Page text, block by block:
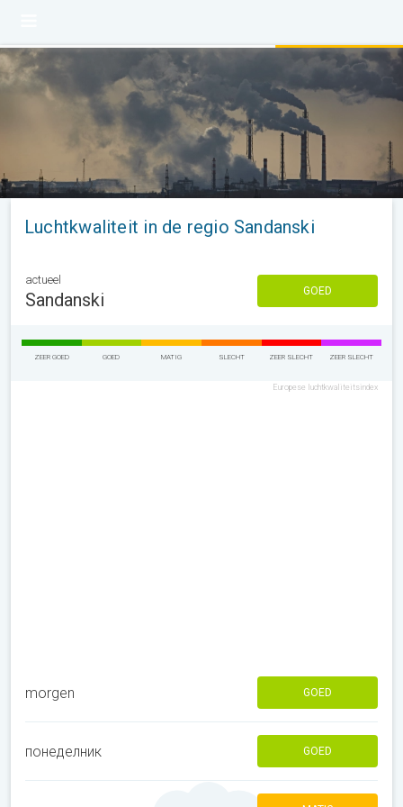
Luchtkwaliteit in de regio Sandanski
actueel
Sandanski GOED
ZEER GOED GOED MATIG SLECHT ZEER SLECHT ZEER SLECHT
Europese luchtkwaliteitsindex
morgen GOED
понеделник GOED